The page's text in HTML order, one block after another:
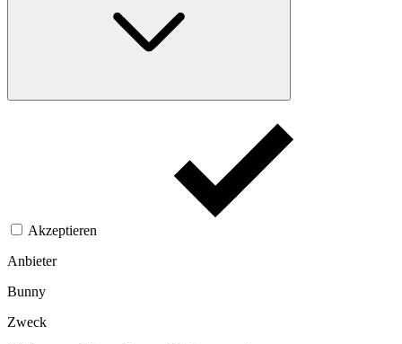
Akzeptieren
Anbieter
Bunny
Zweck